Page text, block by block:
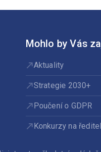
Mohlo by Vás
Aktuality
Strategie 2030+
Poučení o GDPR
Konkurzy na